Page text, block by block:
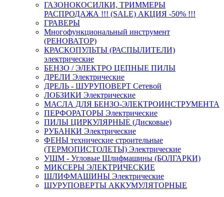
ГАЗОНОКОСИЛКИ, ТРИММЕРЫ
РАСПРОДАЖА !!! (SALE) АКЦИЯ -50% !!!
ГРАВЕРЫ
Многофункциональный инструмент
(РЕНОВАТОР)
КРАСКОПУЛЬТЫ (РАСПЫЛИТЕЛИ)
электрические
БЕНЗО / ЭЛЕКТРО ЦЕПНЫЕ ПИЛЫ
ДРЕЛИ Электрические
ДРЕЛЬ - ШУРУПОВЕРТ Сетевой
ЛОБЗИКИ Электрические
МАСЛА ДЛЯ БЕНЗО-ЭЛЕКТРОИНСТРУМЕНТА
ПЕРФОРАТОРЫ Электрические
ПИЛЫ ЦИРКУЛЯРНЫЕ (Дисковые)
РУБАНКИ Электрические
ФЕНЫ технические строительные
(ТЕРМОПИСТОЛЕТЫ) Электрические
УШМ - Угловые Шлифмашины (БОЛГАРКИ)
МИКСЕРЫ ЭЛЕКТРИЧЕСКИЕ
ШЛИФМАШИНЫ Электрические
ШУРУПОВЕРТЫ АККУМУЛЯТОРНЫЕ